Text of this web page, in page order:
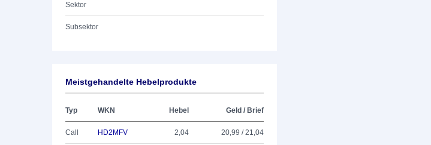
Sektor
Subsektor
Meistgehandelte Hebelprodukte
Typ WKN Hebel Geld / Brief
Call HD2MFV 2,04 20,99 / 21,04